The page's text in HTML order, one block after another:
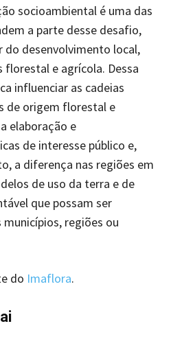
socioambiental é uma das
a parte desse desafio,
desenvolvimento local,
e agrícola. Dessa
influenciar as cadeias
de origem florestal e
elaboração e
de interesse público e,
a diferença nas regiões em
de uso da terra e de
que possam ser
regiões ou
do Imaflora.